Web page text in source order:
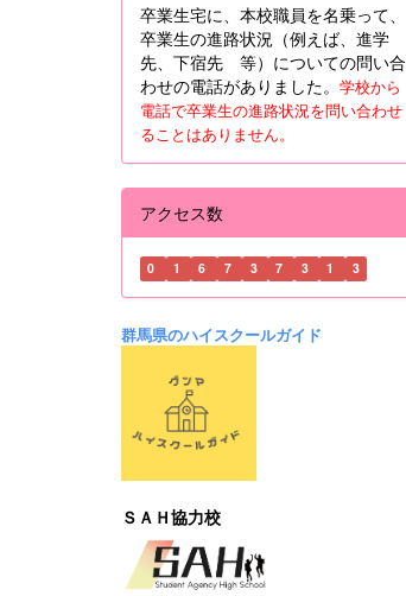
卒業生宅に、本校職員を名乗って、
卒業生の進路状況（例えば、進学
先、下宿先 等）についての問い合
わせの電話がありました。 学校から
電話で卒業生の進路状況を問い合わせ
ることはありません。
アクセス数
0 1 6 7 3 7 3 1 3
群馬県のハイスクールガイド
ＳＡＨ協力校